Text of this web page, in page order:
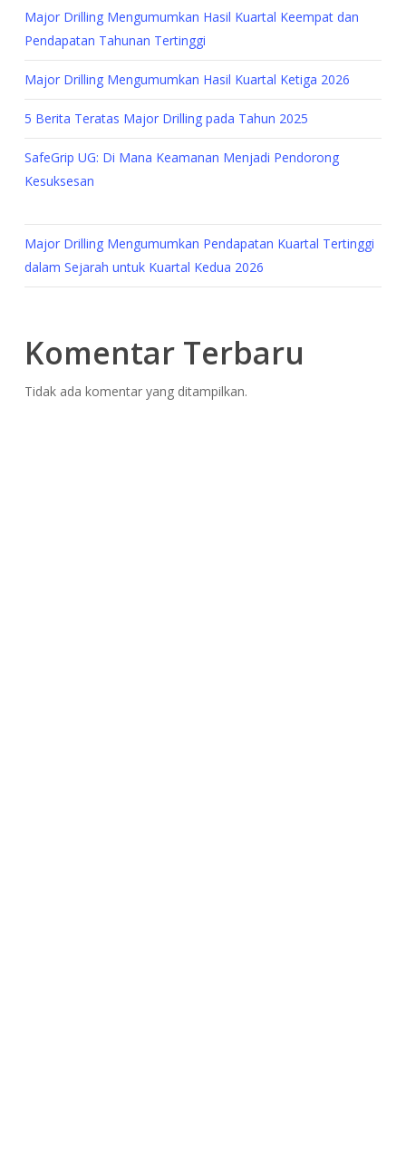
Major Drilling Mengumumkan Hasil Kuartal Keempat dan
Pendapatan Tahunan Tertinggi
Major Drilling Mengumumkan Hasil Kuartal Ketiga 2026
5 Berita Teratas Major Drilling pada Tahun 2025
SafeGrip UG: Di Mana Keamanan Menjadi Pendorong
Kesuksesan
Major Drilling Mengumumkan Pendapatan Kuartal Tertinggi
dalam Sejarah untuk Kuartal Kedua 2026
Komentar Terbaru
Tidak ada komentar yang ditampilkan.